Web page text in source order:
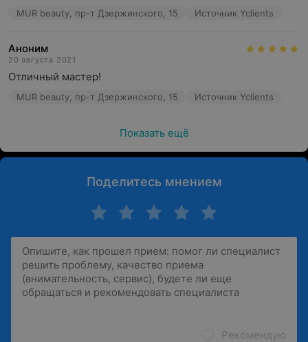
MUR beauty, пр-т Дзержинского, 15 Источник Yclients
Аноним
20 августа 2021
Отличный мастер!
MUR beauty, пр-т Дзержинского, 15 Источник Yclients
Показать ещё
Поделитесь мнением
Рекомендую